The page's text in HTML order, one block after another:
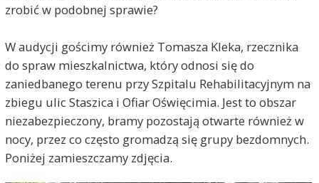
zrobić w podobnej sprawie?
W audycji gościmy również Tomasza Kleka, rzecznika
do spraw mieszkalnictwa, który odnosi się do
zaniedbanego terenu przy Szpitalu Rehabilitacyjnym na
zbiegu ulic Staszica i Ofiar Oświęcimia. Jest to obszar
niezabezpieczony, bramy pozostają otwarte również w
nocy, przez co często gromadzą się grupy bezdomnych.
Poniżej zamieszczamy zdjęcia.